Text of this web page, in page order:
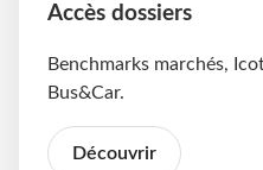
Accès dossiers
Benchmarks marchés,
Bus&Car.
Découvrir